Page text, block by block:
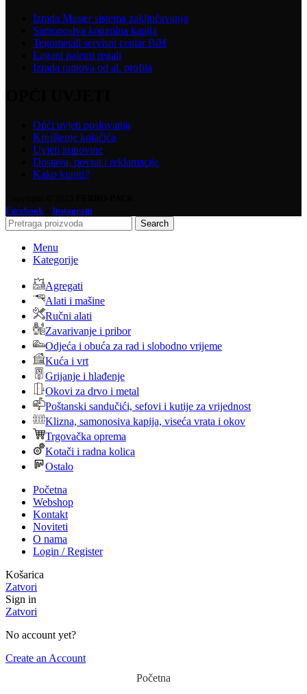
Izrada Master sistema zaključavanja
Samonosiva konzolna kapija
Tegometall servisni centar BiH
Lagani paletni regali
Izrada ramova od al. profila
Opći uvjeti poslovanja
Korištenje kolačića
Uvjeti kupovine
Dostava, povrat i reklamacije
Kako kupiti?
Facebook
Instagram
Search
Menu
Kategorije
Agregati
Alati i mašine
Ručni alati
Zavarivanje i pribor
Odjeća i obuća za rad i slobodno vrijeme
Kuća i vrt
Grijanje i hlađenje
Okovi za drvo i metal
Poštanski sandučići, sefovi i kutije za vrijednost
Klizna, samonosiva kapija, viseća vrata i okov
Trgovačka oprema
Kotači i radna kolica
Ostalo
Početna
Webshop
Kontakt
Noviteti
O nama
Login / Register
Košarica
Zatvori
Sign in
Zatvori
No account yet?
Create an Account
Početna